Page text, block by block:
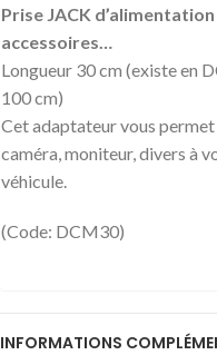
Prise JACK
accessoires…
Longueur 30 cm (existe en
100 cm)
Cet adaptateur vous
caméra, moniteur, divers à
véhicule.
(Code: DCM30)
INFORMATIONS